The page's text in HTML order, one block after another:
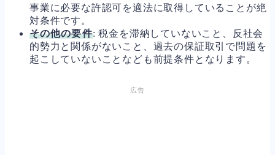
事業に必要な許認可を適法に取得していることが絶
対条件です。
その他の要件: 税金を滞納していないこと、反社会
的勢力と関係がないこと、過去の保証取引で問題を
起こしていないことなども前提条件となります。
広告